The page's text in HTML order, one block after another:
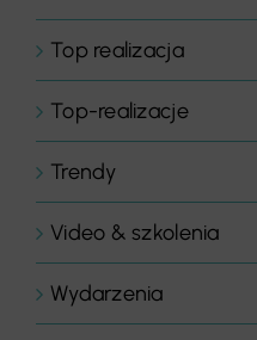
Top realizacja
Top-realizacje
Trendy
Video & szkolenia
Wydarzenia